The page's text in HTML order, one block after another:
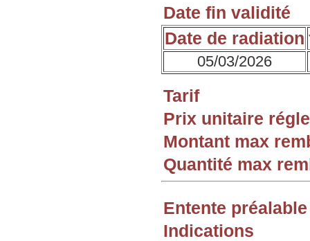
Date fin validité
Date de radiation
05/03/2026
Tarif
Prix unitaire
Montant max
Quantité max
Entente préalable
Indications